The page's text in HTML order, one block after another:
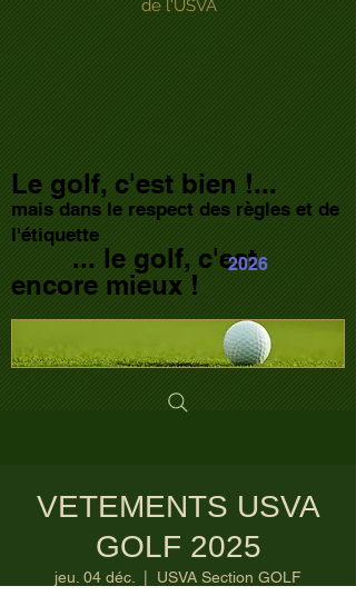
de l'USVA
Le golf, c'est bien !...
mais dans le respect des règles et de
l'étiquette
... le golf, c'est
encore mieux !
2026
VETEMENTS USVA
GOLF 2025
jeu. 04 déc. USVA Section GOLF